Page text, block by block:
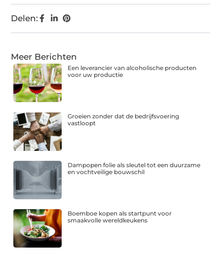
Delen:
Meer Berichten
Een leverancier van alcoholische producten
voor uw productie
Groeien zonder dat de bedrijfsvoering
vastloopt
Dampopen folie als sleutel tot een duurzame
en vochtveilige bouwschil
Boemboe kopen als startpunt voor
smaakvolle wereldkeukens